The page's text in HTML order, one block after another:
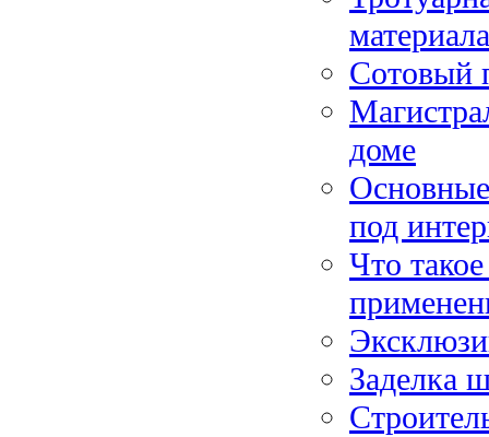
материала
Сотовый
доме
под
Что
Заделка